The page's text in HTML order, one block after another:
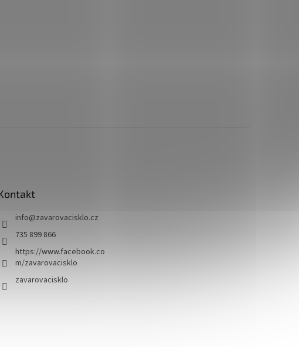
info@zavarovacisklo.cz
735 899 866
https://www.facebook.co
m/zavarovacisklo
zavarovacisklo